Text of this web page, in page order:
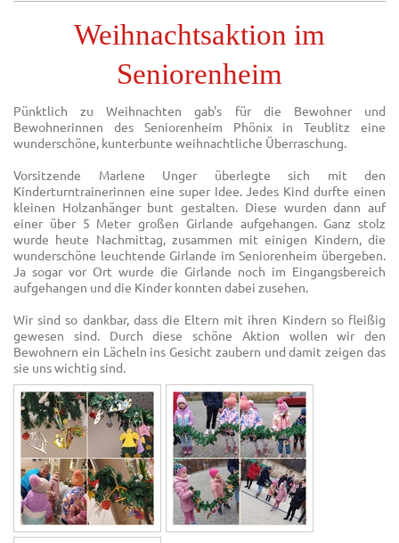
Weihnachtsaktion im
Seniorenheim
Pünktlich zu Weihnachten gab's für die Bewohner und
Bewohnerinnen des Seniorenheim Phönix in Teublitz eine
wunderschöne, kunterbunte weihnachtliche Überraschung.
Vorsitzende Marlene Unger überlegte sich mit den
Kinderturntrainerinnen eine super Idee. Jedes Kind durfte einen
kleinen Holzanhänger bunt gestalten. Diese wurden dann auf
einer über 5 Meter großen Girlande aufgehangen. Ganz stolz
wurde heute Nachmittag, zusammen mit einigen Kindern, die
wunderschöne leuchtende Girlande im Seniorenheim übergeben.
Ja sogar vor Ort wurde die Girlande noch im Eingangsbereich
aufgehangen und die Kinder konnten dabei zusehen.
Wir sind so dankbar, dass die Eltern mit ihren Kindern so fleißig
gewesen sind. Durch diese schöne Aktion wollen wir den
Bewohnern ein Lächeln ins Gesicht zaubern und damit zeigen das
sie uns wichtig sind.